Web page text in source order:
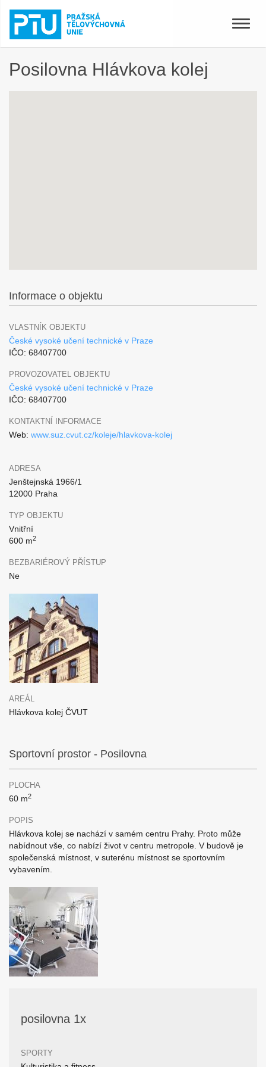
Toggle
Posilovna Hlávkova kolej
Informace o objektu
VLASTNÍK OBJEKTU
České vysoké učení technické v Praze
IČO: 68407700
PROVOZOVATEL OBJEKTU
České vysoké učení technické v Praze
IČO: 68407700
KONTAKTNÍ INFORMACE
Web: www.suz.cvut.cz/koleje/hlavkova-kolej
ADRESA
Jenštejnská 1966/1
12000 Praha
TYP OBJEKTU
Vnitřní
600 m2
BEZBARIÉROVÝ PŘÍSTUP
Ne
AREÁL
Hlávkova kolej ČVUT
Sportovní prostor - Posilovna
PLOCHA
60 m2
POPIS
Hlávkova kolej se nachází v samém centru Prahy. Proto může
nabídnout vše, co nabízí život v centru metropole. V budově je
společenská místnost, v suterénu místnost se sportovním
vybavením.
posilovna 1x
SPORTY